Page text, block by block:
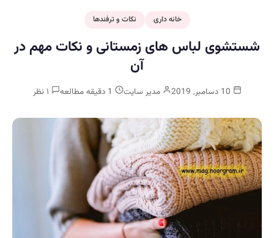
خانه داری نکات و ترفندها
شستشوی لباس های زمستانی و نکات مهم در
آن
مدیر سایت